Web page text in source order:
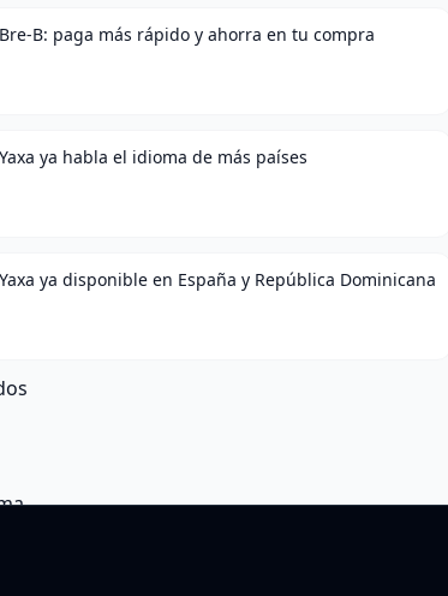
Bre-B: paga más rápido y ahorra en tu compra
Yaxa ya habla el idioma de más países
Yaxa ya disponible en España y República Dominicana